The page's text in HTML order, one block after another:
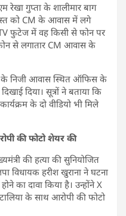
गुप्ता के शालीमार बाग
को CM के आवास में लगे
फुटेज में वह किसी से फोन पर
से लगातार CM आवास के
निजी आवास स्थित ऑफिस के
दिया। सूत्रों ने बताया कि
के दो वीडियो भी मिले
की फोटो शेयर की
की हत्या की सुनियोजित
विधायक हरीश खुराना ने घटना
का दावा किया है। उन्होंने X
के साथ आरोपी की फोटो